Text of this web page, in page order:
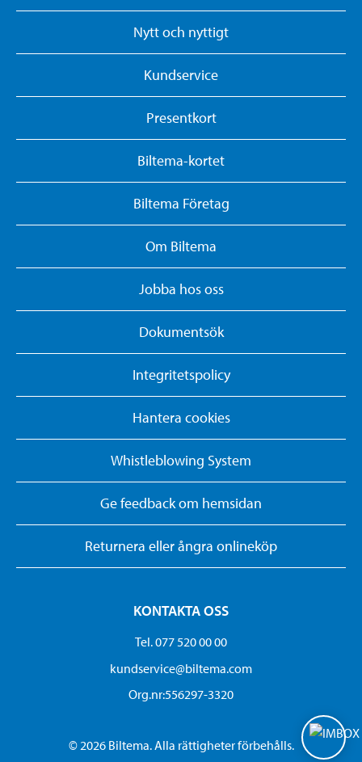
Nytt och nyttigt
Kundservice
Presentkort
Biltema-kortet
Biltema Företag
Om Biltema
Jobba hos oss
Dokumentsök
Integritetspolicy
Hantera cookies
Whistleblowing System
Ge feedback om hemsidan
Returnera eller ångra onlineköp
KONTAKTA OSS
Tel. 077 520 00 00
kundservice@biltema.com
Org.nr:556297-3320
© 2026 Biltema. Alla rättigheter förbehålls.